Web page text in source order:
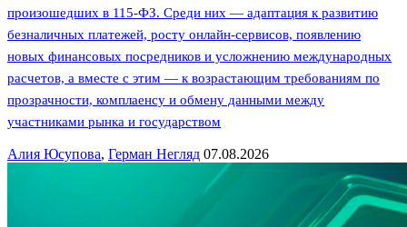
произошедших в 115-ФЗ. Среди них — адаптация к развитию
безналичных платежей, росту онлайн-сервисов, появлению
новых финансовых посредников и усложнению международных
расчетов, а вместе с этим — к возрастающим требованиям по
прозрачности, комплаенсу и обмену данными между
участниками рынка и государством
Алия Юсупова, Герман Негляд 07.08.2026